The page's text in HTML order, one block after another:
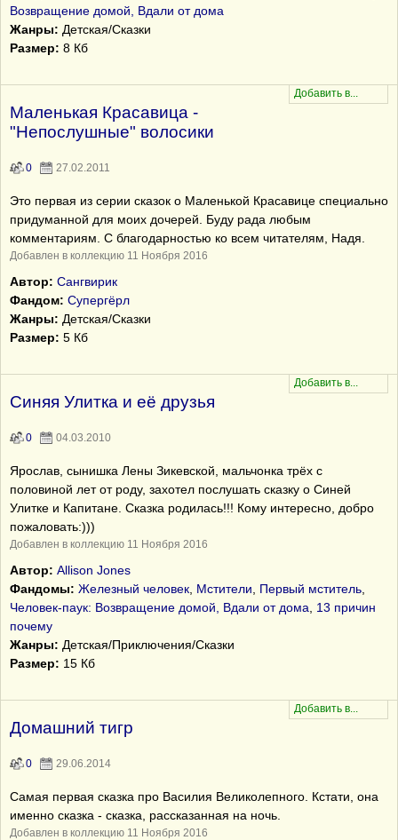
Возвращение домой, Вдали от дома
Жанры: Детская/Сказки
Размер: 8 Кб
Маленькая Красавица -
"Непослушные" волосики
0 27.02.2011
Это первая из серии сказок о Маленькой Красавице специально
придуманной для моих дочерей. Буду рада любым
комментариям. С благодарностью ко всем читателям, Надя.
Добавлен в коллекцию 11 Ноября 2016
Автор: Сангвирик
Фандом: Супергёрл
Жанры: Детская/Сказки
Размер: 5 Кб
Синяя Улитка и её друзья
0 04.03.2010
Ярослав, сынишка Лены Зикевской, мальчонка трёх с
половиной лет от роду, захотел послушать сказку о Синей
Улитке и Капитане. Сказка родилась!!! Кому интересно, добро
пожаловать:)))
Добавлен в коллекцию 11 Ноября 2016
Автор: Allison Jones
Фандомы: Железный человек Мстители Первый мститель
Человек-паук: Возвращение домой, Вдали от дома
13 причин
почему
Жанры: Детская/Приключения/Сказки
Размер: 15 Кб
Домашний тигр
0 29.06.2014
Самая первая сказка про Василия Великолепного. Кстати, она
именно сказка - сказка, рассказанная на ночь.
Добавлен в коллекцию 11 Ноября 2016